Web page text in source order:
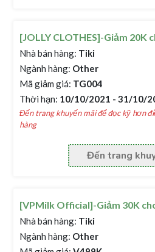
[JOLLY CLOTHES]-Giảm 20K
Nhà bán hàng: Tiki
Ngành hàng: Other
Mã giảm giá: TG004
Thời hạn: 10/10/2021 - 31/10/
Đến trang khuyến mãi để đọc kỹ hơn
hàng
Đến trang
[VPMilk Official]-Giảm 30K
Nhà bán hàng: Tiki
Ngành hàng: Other